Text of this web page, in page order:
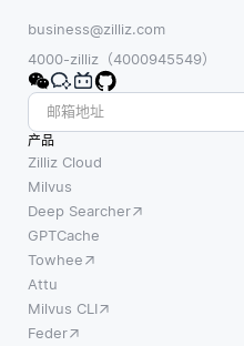
business@zilliz.com
4000-zilliz（4000945549）
产品
Zilliz Cloud
Milvus
Deep Searcher
GPTCache
Towhee
Attu
Milvus CLI
Feder